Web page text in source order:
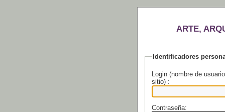
ARTE,
Identificadores
Login (nombre de
sitio) :
Contraseña: